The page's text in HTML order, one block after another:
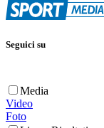
Seguici su
Media
Video
Foto